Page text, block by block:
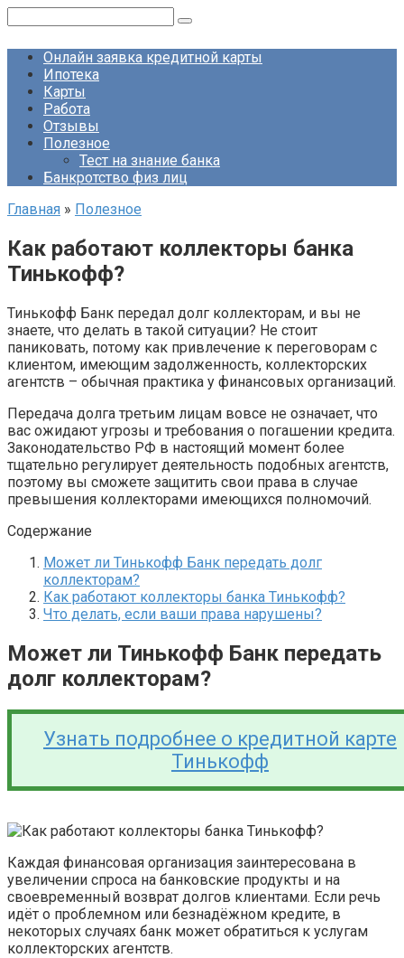
к
контентуОнлайн заявка кредитной карты
Ипотека
Карты
Работа
Отзывы
Полезное
Тест на знание банка
Банкротство физ лиц
Главная » Полезное
Как работают коллекторы банка
Тинькофф?
Тинькофф Банк передал долг коллекторам, и вы не
знаете, что делать в такой ситуации? Не стоит
паниковать, потому как привлечение к переговорам с
клиентом, имеющим задолженность, коллекторских
агентств – обычная практика у финансовых организаций.
Передача долга третьим лицам вовсе не означает, что
вас ожидают угрозы и требования о погашении кредита.
Законодательство РФ в настоящий момент более
тщательно регулирует деятельность подобных агентств,
поэтому вы сможете защитить свои права в случае
превышения коллекторами имеющихся полномочий.
Содержание
Может ли Тинькофф Банк передать долг
коллекторам?
Как работают коллекторы банка Тинькофф?
Что делать, если ваши права нарушены?
Может ли Тинькофф Банк передать
долг коллекторам?
Узнать подробнее о кредитной карте
Тинькофф
Каждая финансовая организация заинтересована в
увеличении спроса на банковские продукты и на
своевременный возврат долгов клиентами. Если речь
идёт о проблемном или безнадёжном кредите, в
некоторых случаях банк может обратиться к услугам
коллекторских агентств.